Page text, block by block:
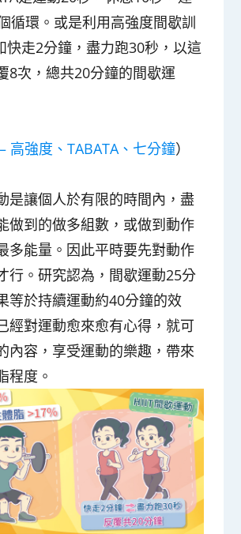
循環。或是利用高強度間歇訓
快走2分鐘，盡力跑30秒，以這
8次，總共20分鐘的間歇運
高強度、TABATA、七分鐘）
是讓個人於有限的時間內，盡
做到的做多組數，或做到動作
多能量。因此平時要先對動作
行。研究認為，間歇運動25分
等於持續運動約40分鐘的效
經對運動愈來愈有心得，就可
內容，享受運動的樂趣，帶來
程度。